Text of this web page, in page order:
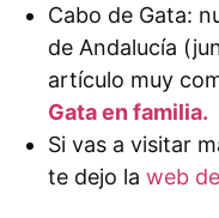
Cabo de Gata:
de Andalucía
artículo muy
Gata en familia.
Si vas a visitar
te dejo la web